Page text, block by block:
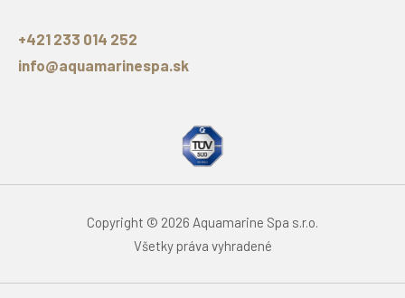
+421 233 014 252
info@aquamarinespa.sk
Copyright © 2026 Aquamarine Spa s.r.o.
Všetky práva vyhradené